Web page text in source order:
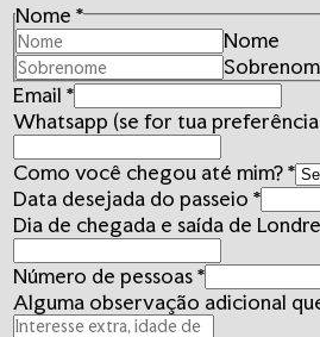
Nome*
Nome
Email*
Whatsapp (se for tua
tua
chegou
for
Como você chegou até mim?*
Data desejada do passeio*
Dia de chegada e saída de
Número de pessoas*
Alguma observação adicional